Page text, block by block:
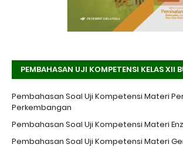
PEMBAHASAN UJI KOMPETENSI KELAS XII
Pembahasan Soal Uji Kompetensi Materi
Perkembangan
Pembahasan Soal Uji Kompetensi Materi
Pembahasan Soal Uji Kompetensi Materi